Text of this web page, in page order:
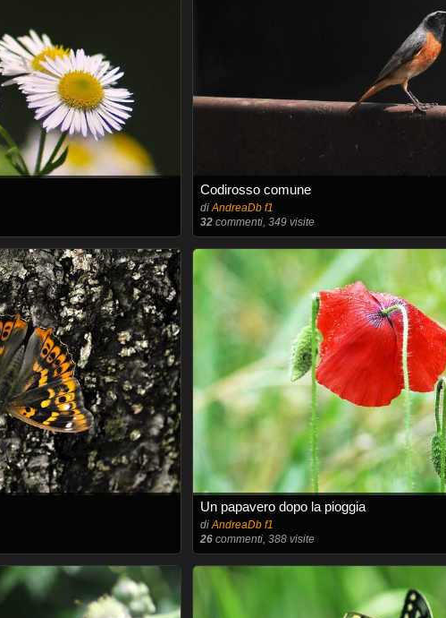
Codirosso comune
diAndreaDb f1
32commenti, 349 visite
Un papavero dopo la pioggia
diAndreaDb f1
26commenti, 388 visite